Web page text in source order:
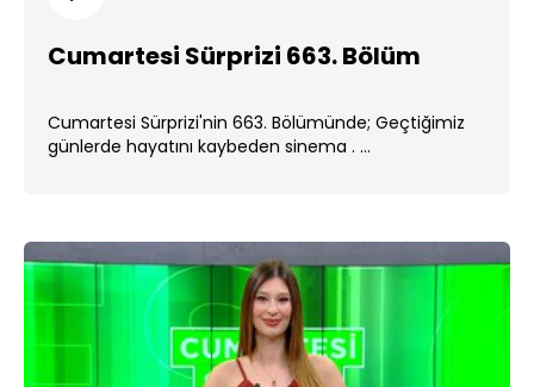
Cumartesi Sürprizi 663. Bölüm
Cumartesi Sürprizi'nin 663. Bölümünde; Geçtiğimiz
günlerde hayatını kaybeden sinema . ...